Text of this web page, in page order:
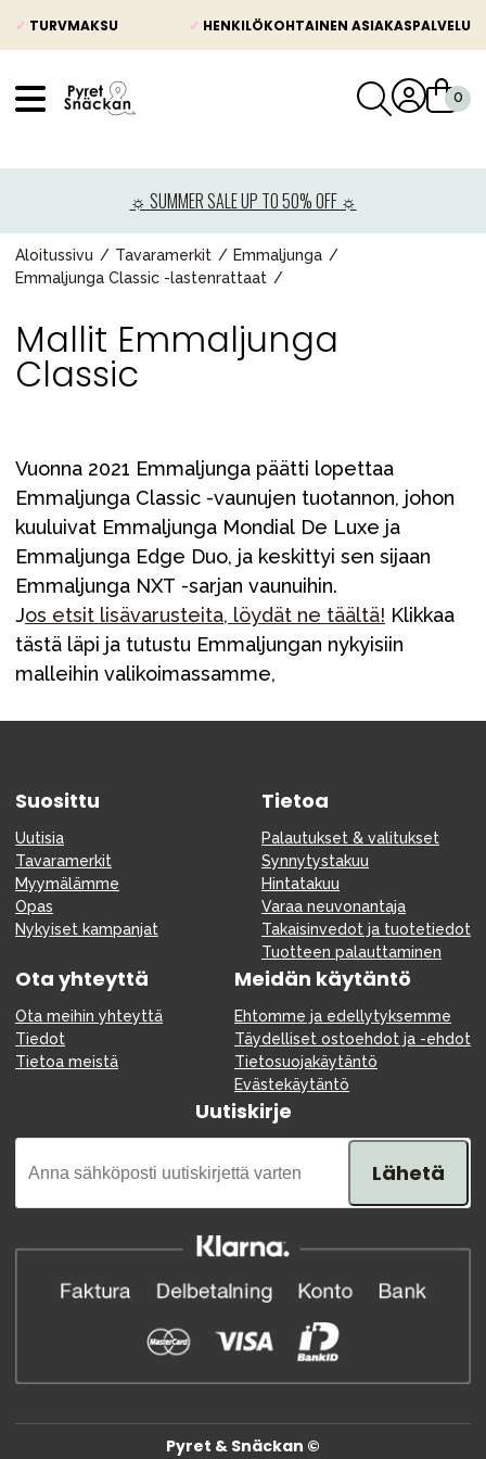
✓ TURVMAKSU ✓ HENKILÖKOHTAINEN ASIAKASPALVELU
☼ SUMMER SALE UP TO 50% OFF ☼
Aloitussivu Tavaramerkit
Emmaljunga
Emmaljunga Classic -lastenrattaat
Mallit Emmaljunga
Classic
Vuonna 2021 Emmaljunga päätti lopettaa
Emmaljunga Classic -vaunujen tuotannon, johon
kuuluivat Emmaljunga Mondial De Luxe ja
Emmaljunga Edge Duo, ja keskittyi sen sijaan
Emmaljunga NXT -sarjan vaunuihin.
Jos etsit lisävarusteita, löydät ne täältä!
tästä läpi ja tutustu Emmaljungan nykyisiin
malleihin valikoimassamme,
Suosittu
Uutisia
Tavaramerkit
Myymälämme
Opas
Nykyiset kampanjat
Tietoa
Palautukset & valitukset
Synnytystakuu
Hintatakuu
Varaa neuvonantaja
Takaisinvedot ja tuotetiedot
Tuotteen palauttaminen
Ota yhteyttä
Ota meihin yhteyttä
Tiedot
Tietoa meistä
Meidän käytäntö
Ehtomme ja edellytyksemme
Täydelliset ostoehdot ja -ehdot
Tietosuojakäytäntö
Evästekäytäntö
Uutiskirje
Lähetä
Pyret & Snäckan ©
Lastenvaunut
Lasten turvaistuimet
Lapsi & vauva
Huonekalut & vuodevaatteet
Tarvikkeet
Varaosat
Kampanjat
Lahjavinkkejä
Suosikit
Tavaramerkit
Aurinko ja uinti Outlet
Ota meihin yhteyttä osoitteessa
Myymälämme